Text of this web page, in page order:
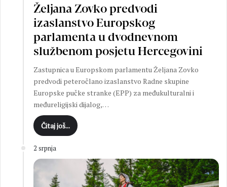
Željana Zovko predvodi
izaslanstvo Europskog
parlamenta u dvodnevnom
službenom posjetu Hercegovini
Zastupnica u Europskom parlamentu Željana Zovko
predvodi peteročlano izaslanstvo Radne skupine
Europske pučke stranke (EPP) za međukulturalni i
međureligijski dijalog,…
Čitaj još...
2 srpnja